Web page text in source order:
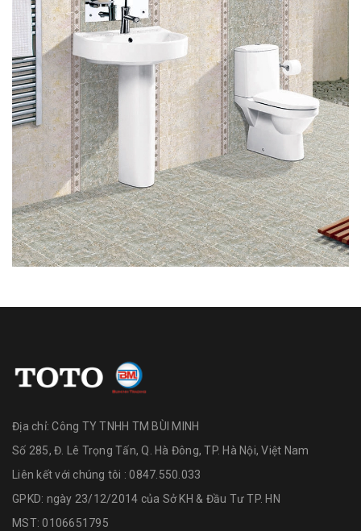
Địa chỉ:Công TY TNHH TM BÙI MINH
Số 285, Đ. Lê Trọng Tấn, Q. Hà Đông, TP. Hà Nội, Việt Nam
Liên kết với chúng tôi : 0847.550.033
GPKD: ngày 23/12/2014 của Sở KH & Đầu Tư TP. HN
MST: 0106651795